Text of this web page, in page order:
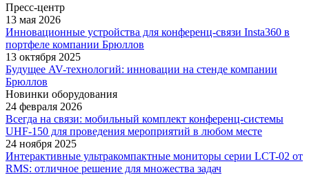
Пресс-центр
13 мая 2026
Инновационные устройства для конференц-связи Insta360 в
портфеле компании Брюллов
13 октября 2025
Будущее AV-технологий: инновации на стенде компании
Брюллов
Новинки оборудования
24 февраля 2026
Всегда на связи: мобильный комплект конференц-системы
UHF-150 для проведения мероприятий в любом месте
24 ноября 2025
Интерактивные ультракомпактные мониторы серии LCT-02 от
RMS: отличное решение для множества задач